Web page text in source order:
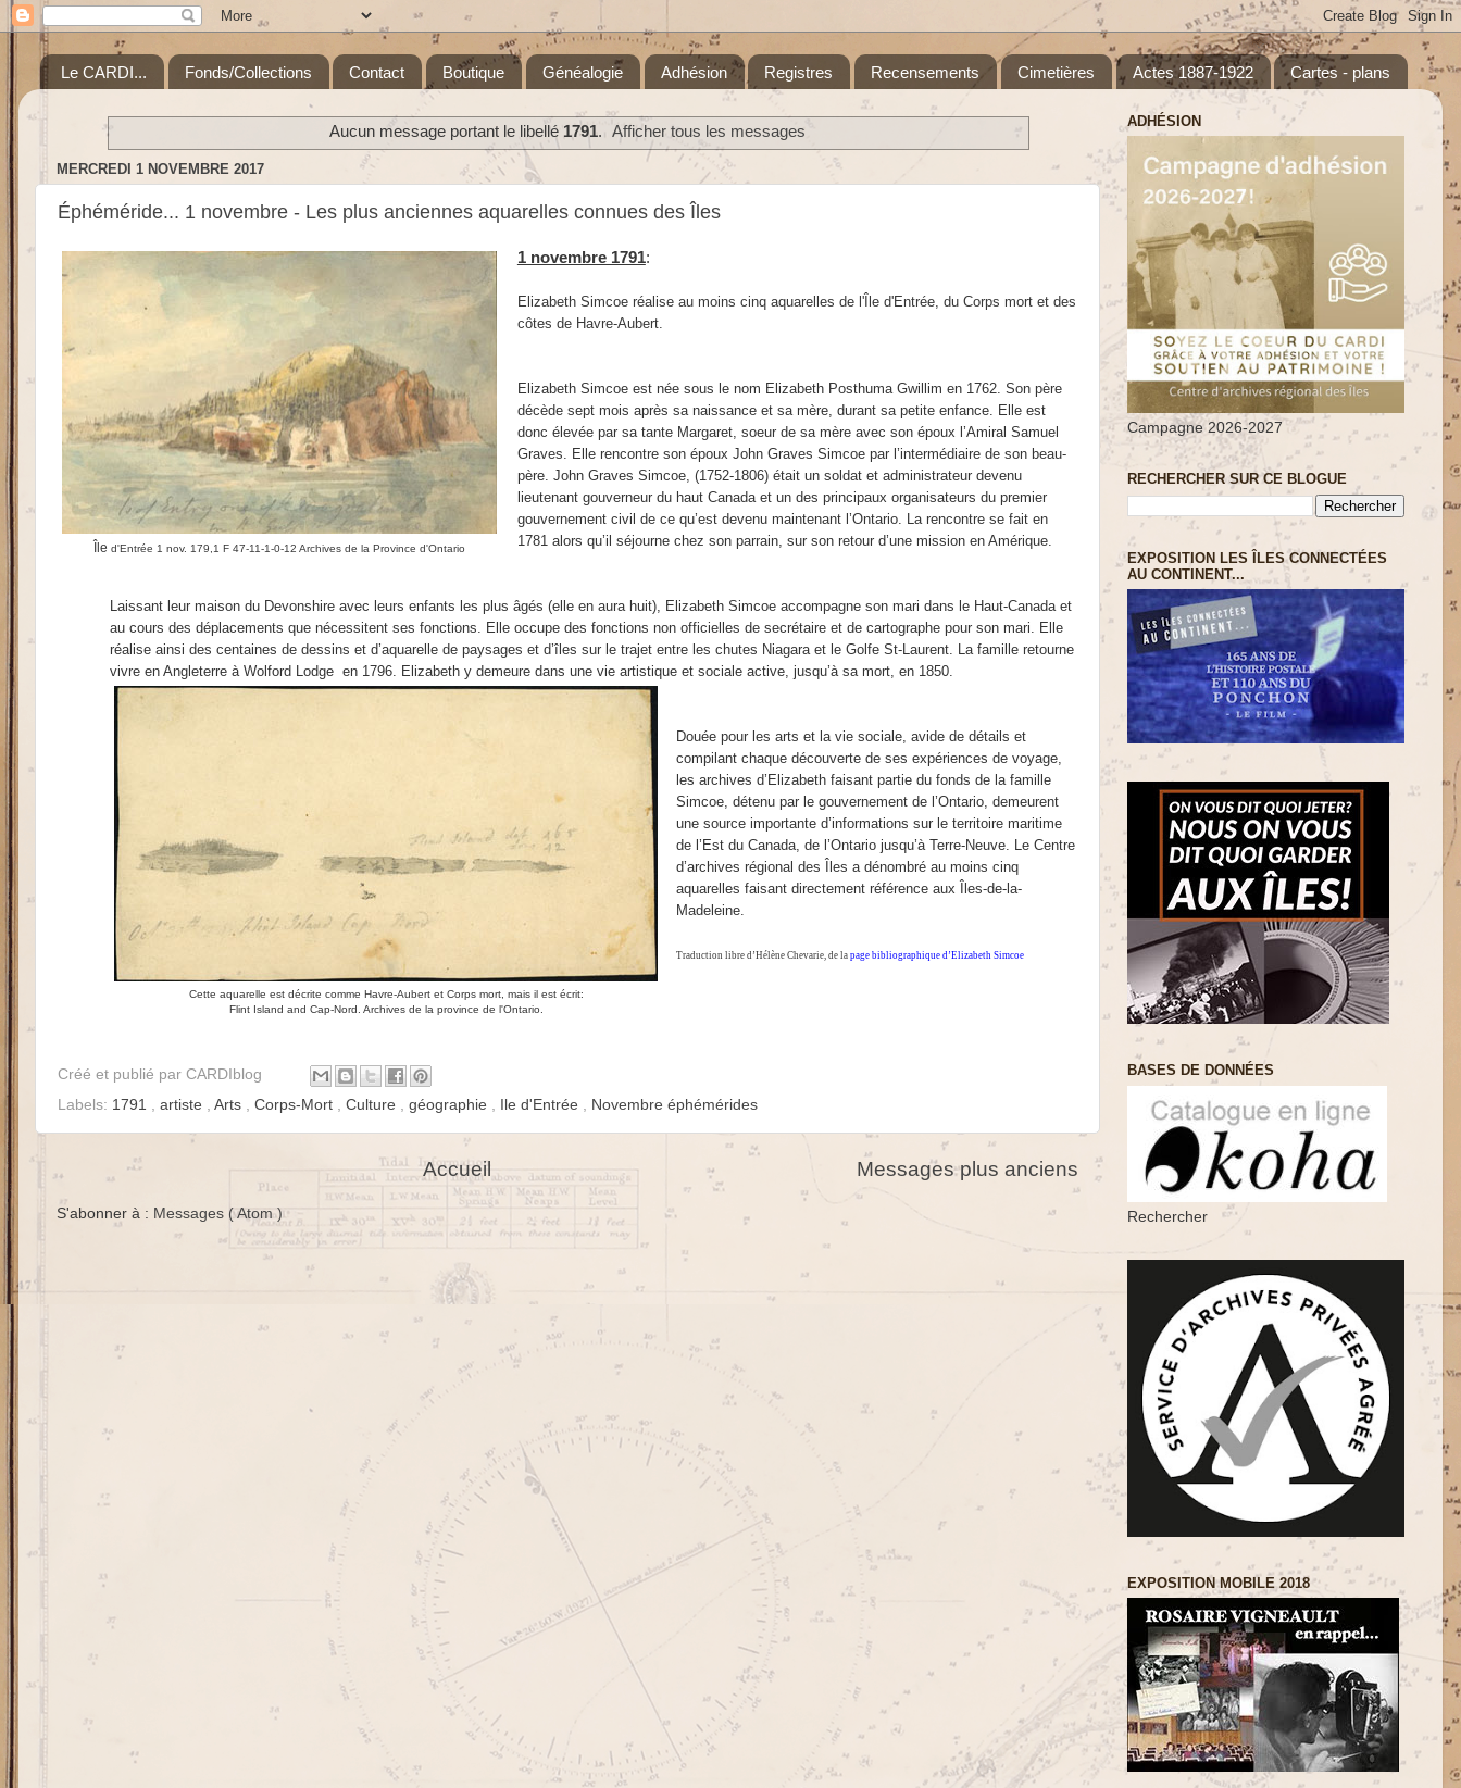
Le CARDI... Fonds/Collections Contact Boutique Généalogie Adhésion Registres Recensements Cimetières Actes 1887-1922 Cartes - plans
Aucun message portant le libellé 1791. Afficher tous les messages
MERCREDI 1 NOVEMBRE 2017
Éphéméride... 1 novembre - Les plus anciennes aquarelles connues des Îles
Île d'Entrée 1 nov. 179,1 F 47-11-1-0-12 Archives de la Province d'Ontario
1 novembre 1791:
Elizabeth Simcoe réalise au moins cinq aquarelles de l'Île d'Entrée, du Corps mort et des
côtes de Havre-Aubert.
Elizabeth Simcoe est née sous le nom Elizabeth Posthuma Gwillim en 1762. Son père
décède sept mois après sa naissance et sa mère, durant sa petite enfance. Elle est
donc élevée par sa tante Margaret, soeur de sa mère avec son époux l’Amiral Samuel
Graves. Elle rencontre son époux John Graves Simcoe par l’intermédiaire de son beau-
père. John Graves Simcoe, (1752-1806) était un soldat et administrateur devenu
lieutenant gouverneur du haut Canada et un des principaux organisateurs du premier
gouvernement civil de ce qu’est devenu maintenant l’Ontario. La rencontre se fait en
1781 alors qu’il séjourne chez son parrain, sur son retour d’une mission en Amérique.
Laissant leur maison du Devonshire avec leurs enfants les plus âgés (elle en aura huit), Elizabeth Simcoe accompagne son mari dans le Haut-Canada et
au cours des déplacements que nécessitent ses fonctions. Elle occupe des fonctions non officielles de secrétaire et de cartographe pour son mari. Elle
réalise ainsi des centaines de dessins et d’aquarelle de paysages et d’îles sur le trajet entre les chutes Niagara et le Golfe St-Laurent. La famille retourne
vivre en Angleterre à Wolford Lodge en 1796. Elizabeth y demeure dans une vie artistique et sociale active, jusqu’à sa mort, en 1850.
Cette aquarelle est décrite comme Havre-Aubert et Corps mort, mais il est écrit:
Flint Island and Cap-Nord. Archives de la province de l'Ontario.
Douée pour les arts et la vie sociale, avide de détails et
compilant chaque découverte de ses expériences de voyage,
les archives d’Elizabeth faisant partie du fonds de la famille
Simcoe, détenu par le gouvernement de l’Ontario, demeurent
une source importante d’informations sur le territoire maritime
de l’Est du Canada, de l’Ontario jusqu’à Terre-Neuve. Le Centre
d’archives régional des Îles a dénombré au moins cinq
aquarelles faisant directement référence aux Îles-de-la-
Madeleine.
Traduction libre d’Hélène Chevarie, de la page bibliographique d’Elizabeth Simcoe
Créé et publié par CARDIblog
Labels: 1791 , artiste , Arts , Corps-Mort , Culture , géographie , Ile d'Entrée , Novembre éphémérides
Messages plus anciens
Accueil
S'abonner à : Messages ( Atom )
ADHÉSION
Campagne 2026-2027
RECHERCHER SUR CE BLOGUE
EXPOSITION LES ÎLES CONNECTÉES
AU CONTINENT...
BASES DE DONNÉES
Rechercher
EXPOSITION MOBILE 2018